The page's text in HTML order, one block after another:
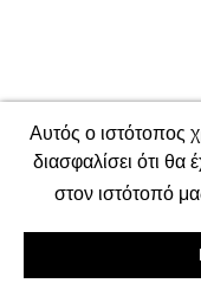
Αυτός ο ιστότοπος
διασφαλίσει ότι θα
στον ιστότοπό